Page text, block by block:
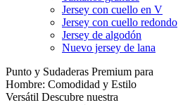
Jersey con cuello en V
Jersey con cuello redondo
Jersey de algodón
Nuevo jersey de lana
Punto y Sudaderas Premium para
Hombre: Comodidad y Estilo
Versátil Descubre nuestra